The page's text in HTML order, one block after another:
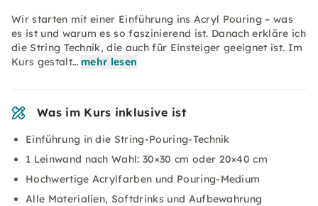
Wir starten mit einer Einführung ins Acryl Pouring – was
es ist und warum es so faszinierend ist. Danach erkläre ich
die String Technik, die auch für Einsteiger geeignet ist. Im
Kurs gestalt… mehr lesen
Was im Kurs inklusive ist
Einführung in die String-Pouring-Technik
1 Leinwand nach Wahl: 30×30 cm oder 20×40 cm
Hochwertige Acrylfarben und Pouring-Medium
Alle Materialien, Softdrinks und Aufbewahrung